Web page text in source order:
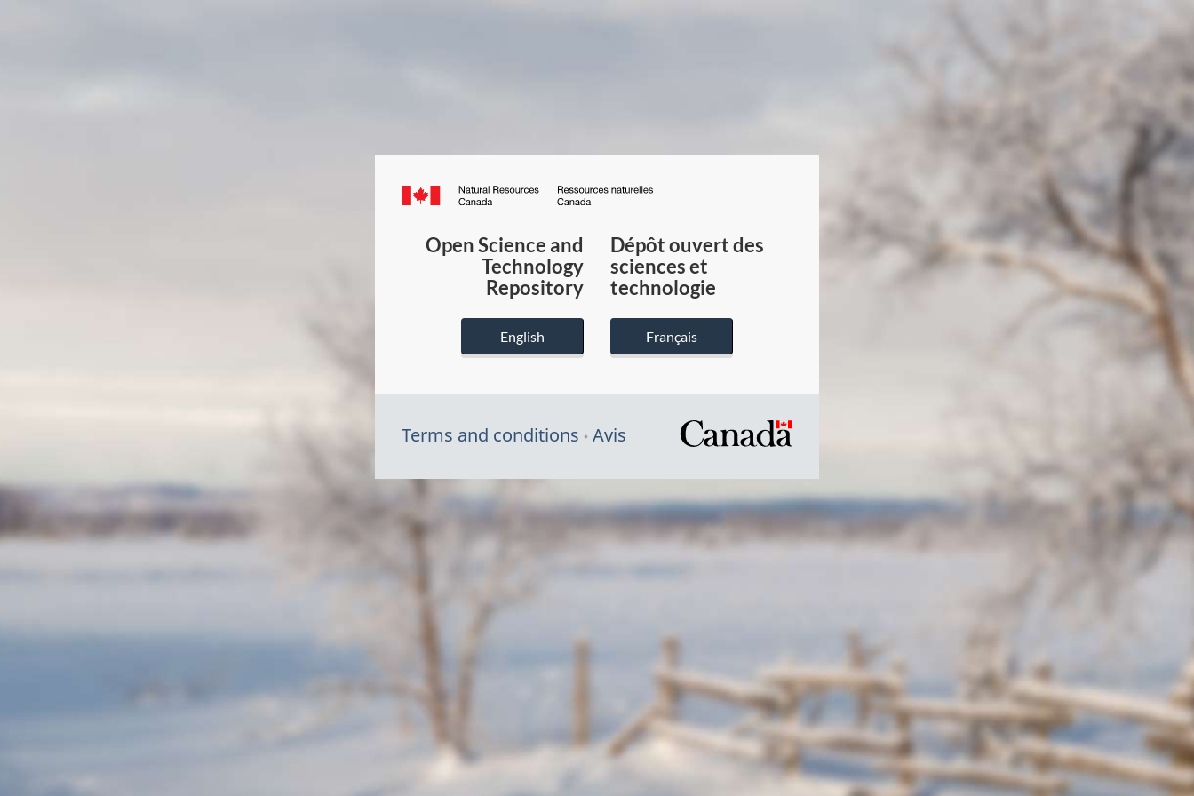
Canada.ca
du
Canada
Open Science and
Technology
Repository
English
Dépôt ouvert des
sciences et
technologie
Français
Terms and conditions Avis
/
du
gouvernement
du